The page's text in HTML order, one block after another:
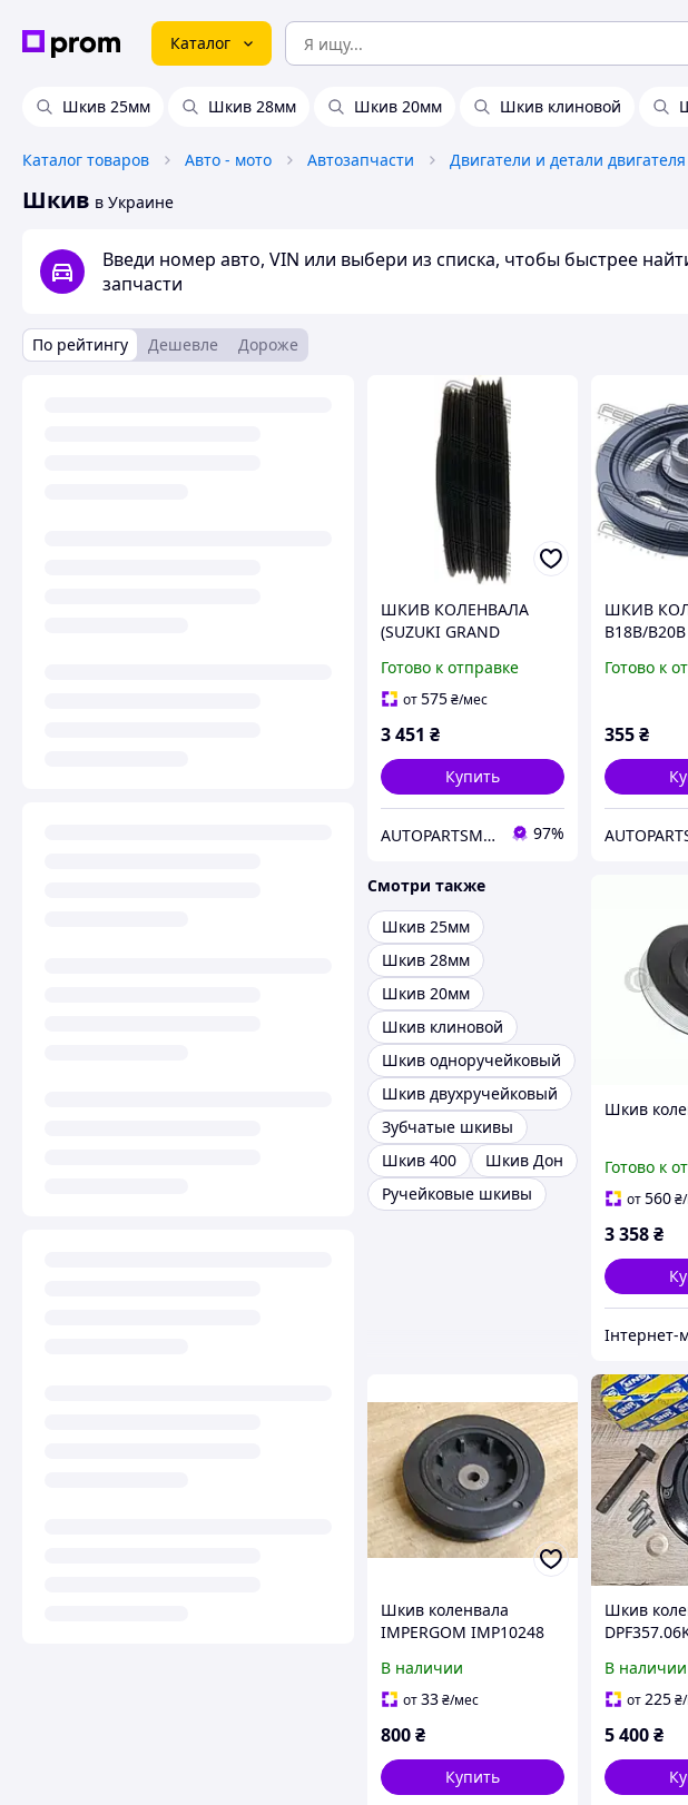
Каталог
Шкив 25мм Шкив 28мм Шкив 20мм Шкив клиновой
Каталог товаров Авто - мото Автозапчасти Двигатели и детали двигателя
Шкив в Украине
Введи номер авто, VIN или выбери из списка, чтобы быстрее
запчасти
По рейтингу Дешевле Дороже
ШКИВ КОЛЕНВАЛА
(SUZUKI GRAND
SQ416/SQ420/SQ625
1998-2006)
Готово к отправке
от575₴/мес
3 451 ₴
Купить
AUTOPARTSMARKET 97%
ШКИВ
B18B/B20B
Готово к
355₴
Смотри также
Шкив 25мм
Шкив 28мм
Шкив 20мм
Шкив клиновой
Шкив одноручейковый
Шкив двухручейковый
Зубчатые шкивы
Шкив 400
Шкив Дон
Ручейковые шкивы
Шкив
Готово к
от560₴
3 358₴
Шкив коленвала
IMPERGOM IMP10248
RENAULT TRAFIC II
В наличии
от33₴/мес
800₴
Купить
Шкив
В наличии
от225₴
5 400₴